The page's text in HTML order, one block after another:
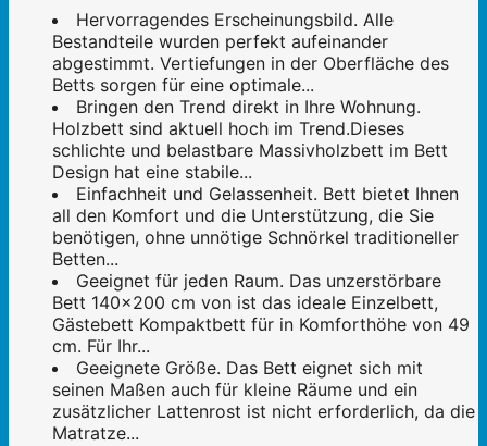
Hervorragendes Erscheinungsbild. Alle
Bestandteile wurden perfekt aufeinander
abgestimmt. Vertiefungen in der Oberfläche des
Betts sorgen für eine optimale...
Bringen den Trend direkt in Ihre Wohnung.
Holzbett sind aktuell hoch im Trend.Dieses
schlichte und belastbare Massivholzbett im Bett
Design hat eine stabile...
Einfachheit und Gelassenheit. Bett bietet Ihnen
all den Komfort und die Unterstützung, die Sie
benötigen, ohne unnötige Schnörkel traditioneller
Betten...
Geeignet für jeden Raum. Das unzerstörbare
Bett 140x200 cm von ist das ideale Einzelbett,
Gästebett Kompaktbett für in Komforthöhe von 49
cm. Für Ihr...
Geeignete Größe. Das Bett eignet sich mit
seinen Maßen auch für kleine Räume und ein
zusätzlicher Lattenrost ist nicht erforderlich, da die
Matratze...